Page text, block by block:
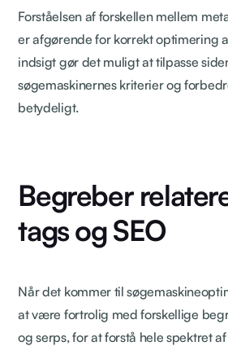
Forståelsen af forskellen mellem
er afgørende for korrekt optimering
indsigt gør det muligt at tilpasse
søgemaskinernes kriterier og
betydeligt.
Begreber
tags og SEO
Når det kommer til
at være fortrolig med forskellige
og serps, for at forstå hele spektret